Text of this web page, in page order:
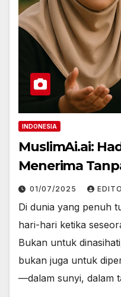
INDONESIA
MuslimAi.ai:
Menerima
01/07/2025
Di dunia yang penuh
hari-hari ketika
Bukan untuk
bukan juga untuk
—dalam sunyi, dalam